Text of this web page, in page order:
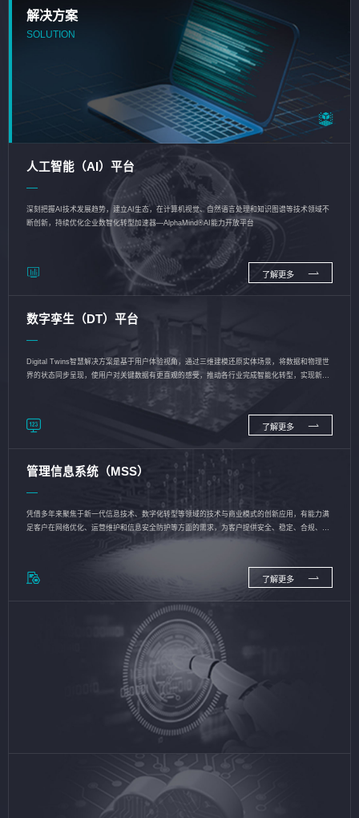
解决方案
SOLUTION
人工智能（AI）平台
深刻把握AI技术发展趋势，建立AI生态，在计算机视觉、自然语言处理和知识图谱等技术领域不
断创新，持续优化企业数智化转型加速器—AlphaMind®AI能力开放平台
了解更多
数字孪生（DT）平台
Digital Twins智慧解决方案是基于用户体验视角，通过三维建模还原实体场景，将数据和物理世
界的状态同步呈现，使用户对关键数据有更直观的感受，推动各行业完成智能化转型，实现新旧
了解更多
管理信息系统（MSS）
凭借多年来聚焦于新一代信息技术、数字化转型等领域的技术与商业模式的创新应用，有能力满
足客户在网络优化、运营维护和信息安全防护等方面的需求，为客户提供安全、稳定、合规、持
了解更多